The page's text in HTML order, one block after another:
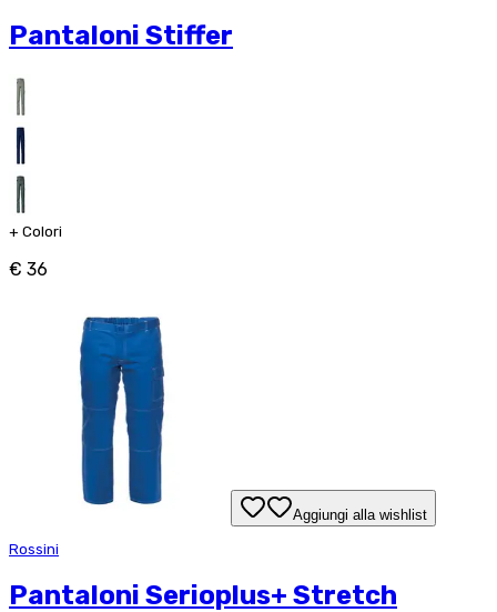
Pantaloni Stiffer
+ Colori
€ 36
Aggiungi alla wishlist
Rossini
Pantaloni Serioplus+ Stretch